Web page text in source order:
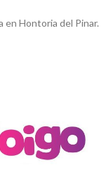
en Hontoria del Pinar.